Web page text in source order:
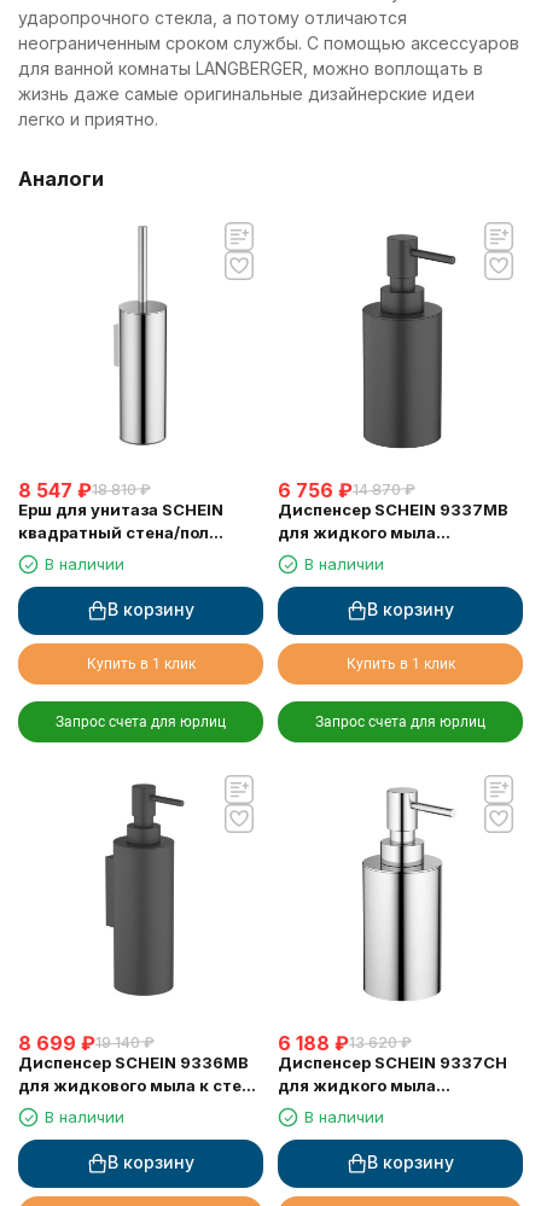
ударопрочного стекла, а потому отличаются
неограниченным сроком службы. С помощью аксессуаров
для ванной комнаты LANGBERGER, можно воплощать в
жизнь даже самые оригинальные дизайнерские идеи
легко и приятно.
Аналоги
8 547 ₽18 810 ₽
Ерш для унитаза SCHEIN
квадратный стена/пол
хромированный (9364CH)
В наличии
В корзину
Купить в 1 клик
Запрос счета для юрлиц
6 756 ₽14 870 ₽
Диспенсер SCHEIN 9337MB
для жидкого мыла
настольный черный
В наличии
В корзину
Купить в 1 клик
Запрос счета для юрлиц
8 699 ₽19 140 ₽
Диспенсер SCHEIN 9336MB
для жидкового мыла к стене
черныйВ наличии
В корзину
6 188 ₽13 620 ₽
Диспенсер SCHEIN 9337CH
для жидкого мыла
настольный хром
В наличии
В корзину